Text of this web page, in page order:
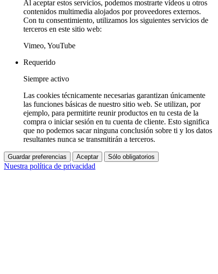
Al aceptar estos servicios, podemos mostrarte vídeos u otros
contenidos multimedia alojados por proveedores externos.
Con tu consentimiento, utilizamos los siguientes servicios de
terceros en este sitio web:
Vimeo, YouTube
Requerido
Siempre activo
Las cookies técnicamente necesarias garantizan únicamente
las funciones básicas de nuestro sitio web. Se utilizan, por
ejemplo, para permitirte reunir productos en tu cesta de la
compra o iniciar sesión en tu cuenta de cliente. Esto significa
que no podemos sacar ninguna conclusión sobre ti y los datos
resultantes nunca se transmitirán a terceros.
Guardar preferencias Aceptar Sólo obligatorios
Nuestra política de privacidad